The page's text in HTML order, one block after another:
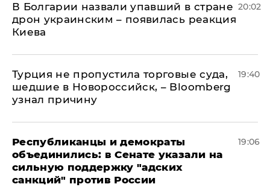
В Болгарии назвали упавший в стране
дрон украинским – появилась реакция
Киева
20:02
Турция не пропустила торговые суда,
шедшие в Новороссийск, – Bloomberg
узнал причину
19:40
Республиканцы и демократы
объединились: в Сенате указали на
сильную поддержку "адских
санкций" против России
19:06